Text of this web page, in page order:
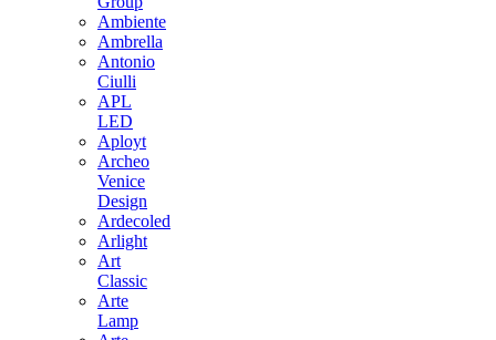
Ambiente
Ambrella
Antonio
Ciulli
APL
LED
Aployt
Archeo
Venice
Design
Ardecoled
Arlight
Art
Classic
Arte
Lamp